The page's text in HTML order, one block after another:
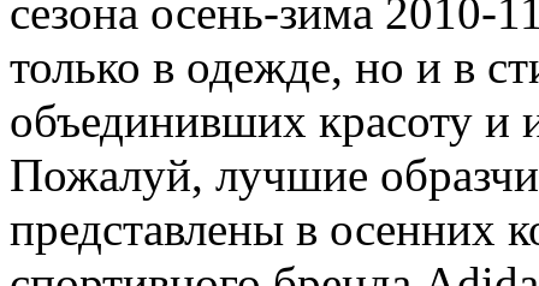
сезона осень-зима 2010-
только в одежде, но и в
объединивших красоту и
Пожалуй, лучшие
представлены в осенних